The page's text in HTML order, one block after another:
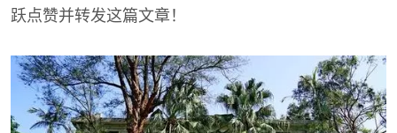
跃点赞并转发这篇文章！